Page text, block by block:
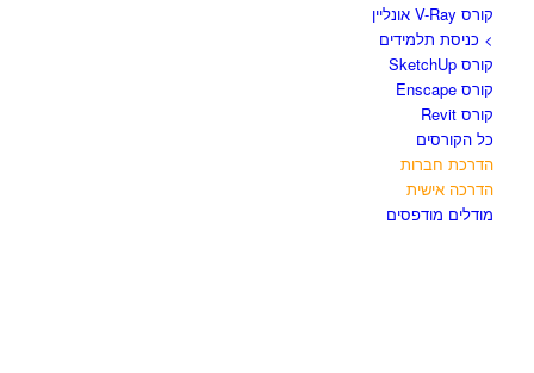
קורס V-Ray אונליין
> כניסת תלמידים
קורס SketchUp
קורס Enscape
קורס Revit
כל הקורסים
הדרכת חברות
הדרכה אישית
מודלים מודפסים